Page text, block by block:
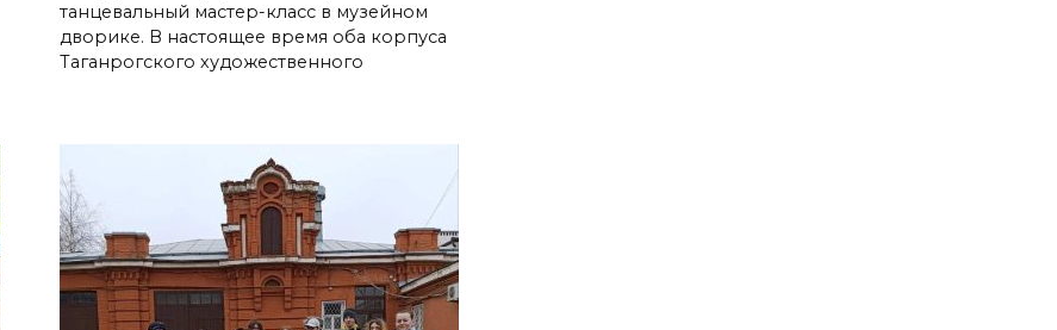
танцевальный мастер-класс в музейном
дворике. В настоящее время оба корпуса
Таганрогского художественного